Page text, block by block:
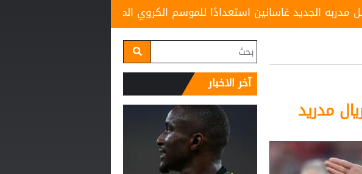
الاتحاد الأوروبي لكرة
استعدادًا للموسم الكروي المقبل
مدريد
آخر الاخبار